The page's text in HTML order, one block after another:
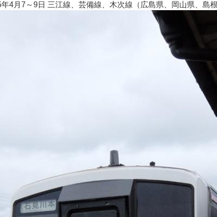
年4月7～9日 三江線、芸備線、木次線（広島県、岡山県、島